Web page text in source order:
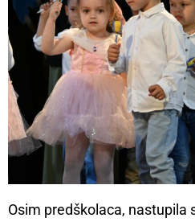
Osim predškolaca, nastupila